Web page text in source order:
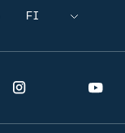
Instagram
Selecting
Kieli